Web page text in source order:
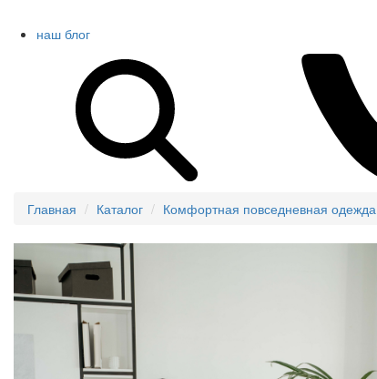
наш блог
Главная Каталог Комфортная повседневная одежда